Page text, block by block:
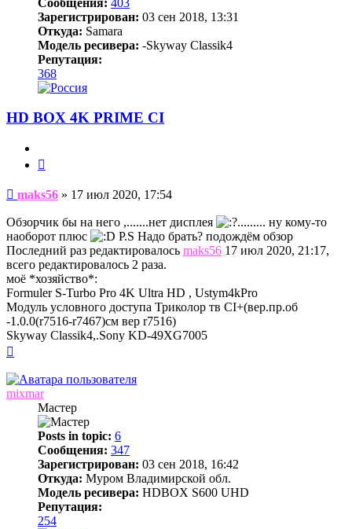
Зарегистрирован: 03 сен 2018, 13:31
Откуда: Samara
Модель ресивера: -Skyway Classik4
Репутация:
368
HD BOX 4K PRIME CI
Сообщение
maks56 » 17 июл 2020, 17:54
Обзорчик бы на него ,.......нет дисплея
......... ну кому-то
наоборот плюс
P.S Надо брать? подождём обзор
Последний раз редактировалось maks56 17 июл 2020, 21:17,
всего редактировалось 2 раза.
моё *хозяйство*:
Formuler S-Turbo Pro 4K Ultra HD , Ustym4kPro
Модуль условного доступа Триколор тв СI+(вер.пр.об
-1.0.0(r7516-r7467)см вер r7516)
Skyway Classik4,.Sony KD-49XG7005
началу
mixmar
Мастер
Posts in topic: 6
Сообщения: 347
Зарегистрирован: 03 сен 2018, 16:42
Откуда: Муром Владимирской обл.
Модель ресивера: HDBOX S600 UHD
Репутация:
254